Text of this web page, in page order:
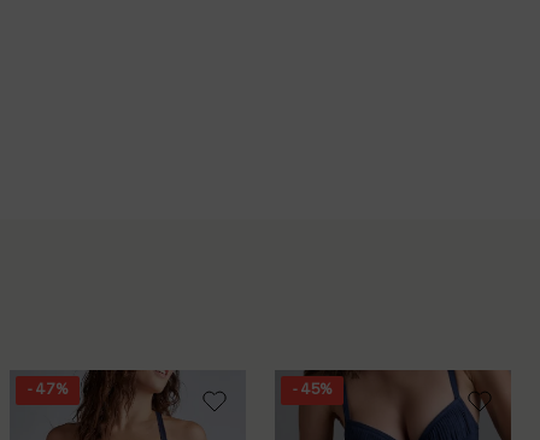
- 47% - 45%